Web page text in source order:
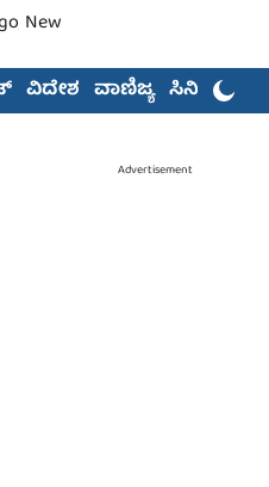
ವಿದೇಶ ವಾಣಿಜ್ಯ ಸಿನಿಮಾ
Advertisement